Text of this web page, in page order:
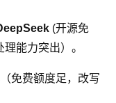
(开源免
能力突出）。
（免费额度足，改写